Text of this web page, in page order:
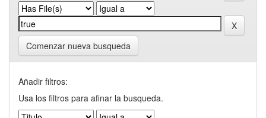
Comenzar nueva busqueda
Añadir filtros:
Usa los filtros para afinar la busqueda.